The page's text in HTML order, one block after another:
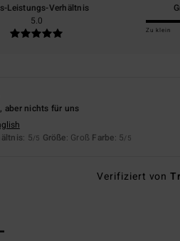
Leistungs-Verhältnis
5.0
Zu klein
aber nichts für uns
: 5/5 Größe: Groß Farbe: 5/5
Verifiziert von